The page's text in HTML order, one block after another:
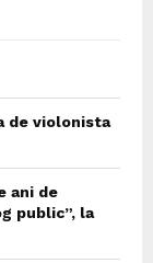
de violonista
ani de
public”, la